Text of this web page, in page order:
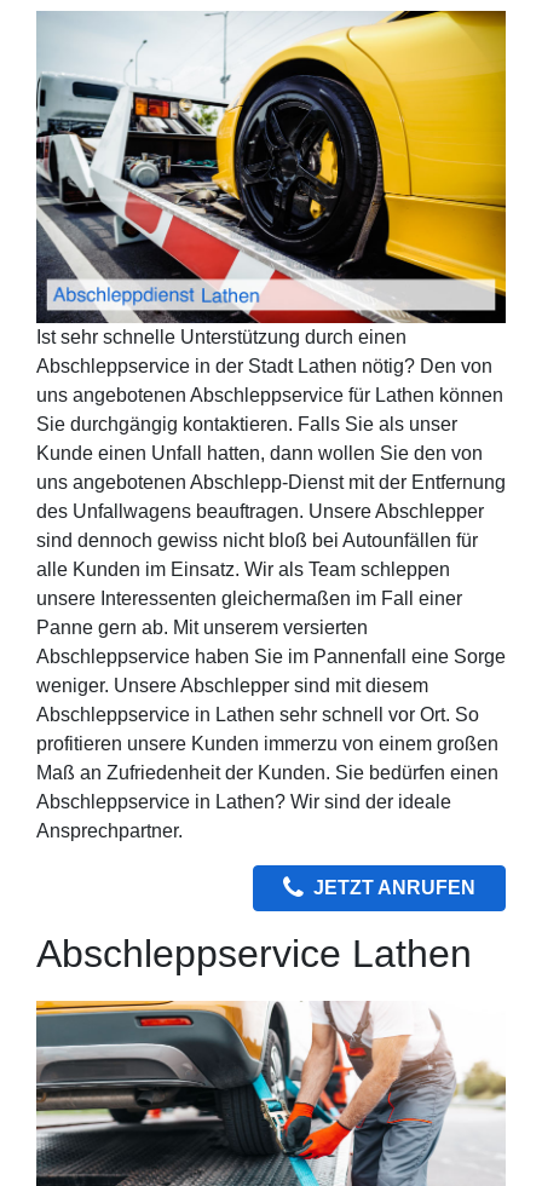
Ist sehr schnelle Unterstützung durch einen
Abschleppservice in der Stadt Lathen nötig? Den von
uns angebotenen Abschleppservice für Lathen können
Sie durchgängig kontaktieren. Falls Sie als unser
Kunde einen Unfall hatten, dann wollen Sie den von
uns angebotenen Abschlepp-Dienst mit der Entfernung
des Unfallwagens beauftragen. Unsere Abschlepper
sind dennoch gewiss nicht bloß bei Autounfällen für
alle Kunden im Einsatz. Wir als Team schleppen
unsere Interessenten gleichermaßen im Fall einer
Panne gern ab. Mit unserem versierten
Abschleppservice haben Sie im Pannenfall eine Sorge
weniger. Unsere Abschlepper sind mit diesem
Abschleppservice in Lathen sehr schnell vor Ort. So
profitieren unsere Kunden immerzu von einem großen
Maß an Zufriedenheit der Kunden. Sie bedürfen einen
Abschleppservice in Lathen? Wir sind der ideale
Ansprechpartner.
JETZT ANRUFEN
Abschleppservice Lathen